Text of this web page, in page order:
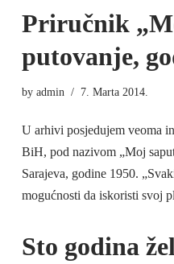
Priručnik
putovanje,
by admin 7. Marta 2014.
U arhivi posjedujem veoma
BiH, pod nazivom „Moj
Sarajeva, godine 1950.
mogućnosti da iskoristi svoj
Sto godina